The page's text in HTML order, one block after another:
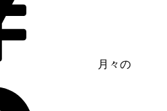
月々の